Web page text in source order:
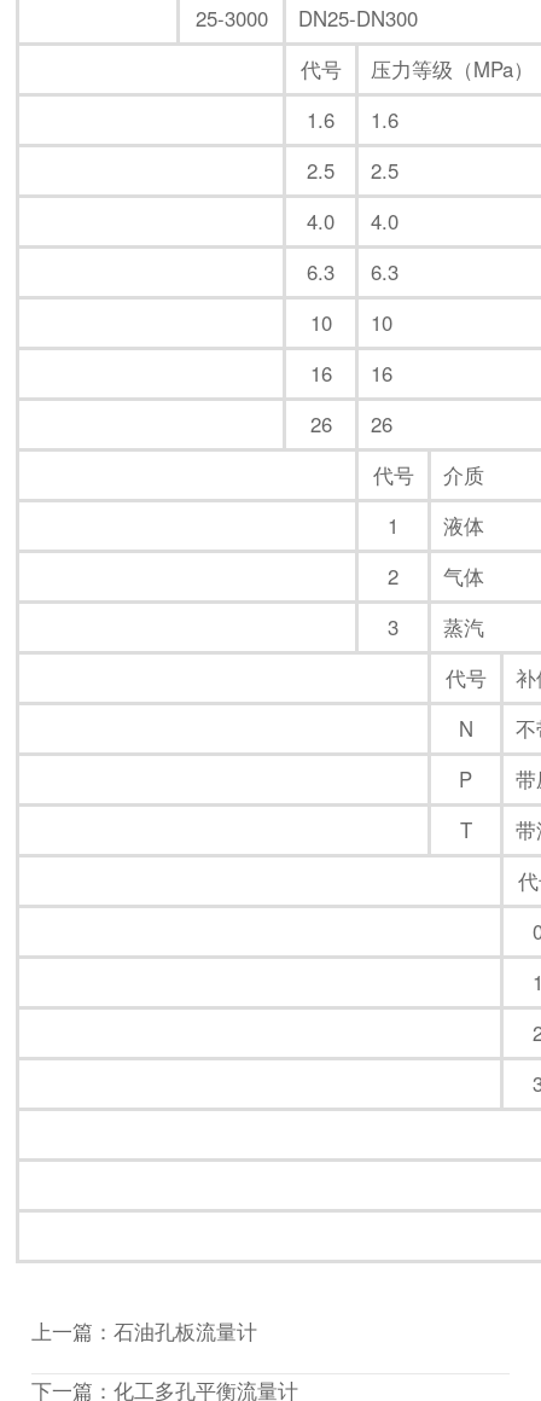
25-3000
DN25-DN300
代号
压力等级（MPa）
1.6
1.6
2.5
2.5
4.0
4.0
6.3
6.3
10
10
16
16
26
26
代号
介质
1
液体
2
气体
3
蒸汽
代号
N
P
T
上一篇：石油孔板流量计
下一篇：化工多孔平衡流量计